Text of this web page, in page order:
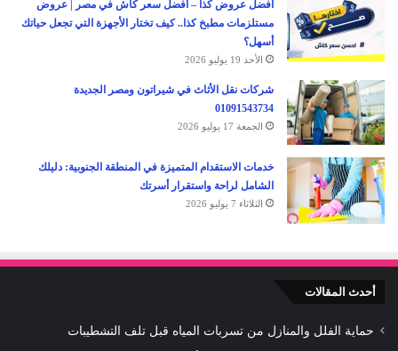
أفضل عروض كذا – أفضل سعر كاش في مصر | عروض
مستلزمات مطبخ كذا.. كيف تختار الأجهزة التي تجعل حياتك
أسهل؟
الأحد 19 يوليو 2026
شركات نقل الأثاث في شيراتون ومصر الجديدة
01091543734
الجمعة 17 يوليو 2026
خدمات الاستقدام المتميزة في المنطقة الجنوبية: دليلك
الشامل لراحة واستقرار أسرتك
الثلاثاء 7 يوليو 2026
أحدث المقالات
حماية الفلل والمنازل من تسربات المياه قبل تلف التشطيبات